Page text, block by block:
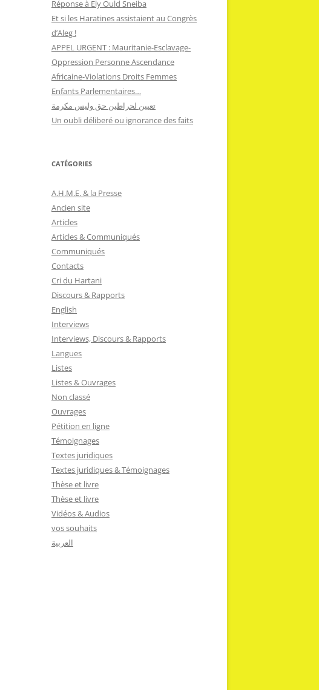
Réponse à Ely Ould Sneiba
Et si les Haratines assistaient au Congrès
d’Aleg !
APPEL URGENT : Mauritanie-Esclavage-
Oppression Personne Ascendance
Africaine-Violations Droits Femmes
Enfants Parlementaires…
تعيين لحراطين حق وليس مكرمة
Un oubli déliberé ou ignorance des faits
CATÉGORIES
A.H.M.E. & la Presse
Ancien site
Articles
Articles & Communiqués
Communiqués
Contacts
Cri du Hartani
Discours & Rapports
English
Interviews
Interviews, Discours & Rapports
Langues
Listes
Listes & Ouvrages
Non classé
Ouvrages
Pétition en ligne
Témoignages
Textes juridiques
Textes juridiques & Témoignages
Thèse et livre
Thèse et livre
Vidéos & Audios
vos souhaits
العربية